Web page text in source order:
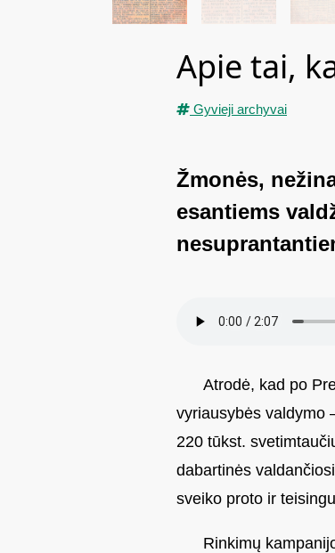
Apie tai,
Gyvieji archyvai
Žmonės,
esantiems
Atrodė, kad po
vyriausybės valdymo
220 tūkst.
dabartinės
sveiko proto ir
Rinkimų